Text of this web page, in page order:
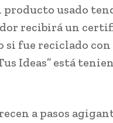
producto usado
recibirá un
fue reciclado con
Ideas” está
a pasos